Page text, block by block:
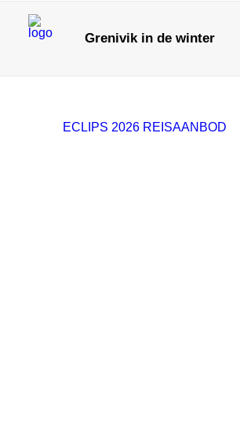
ECLIPS 2026 REISAANBOD
Grenivik in de winter